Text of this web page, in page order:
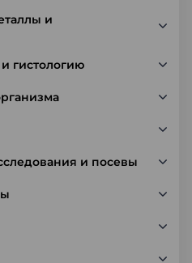
и
гистологию
и посевы